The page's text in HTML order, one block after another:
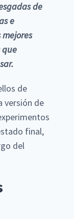
de
e
que
de
versión de
final,
del